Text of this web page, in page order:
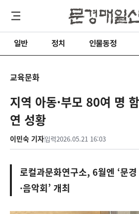
일반 정치 인물동정
교육문화
지역 아동·부모 80여 명
연 성황
이민숙 기자입력2026.05.21 16:03
로컬과문화연구소, 6월엔 ‘문
·음악회’ 개최